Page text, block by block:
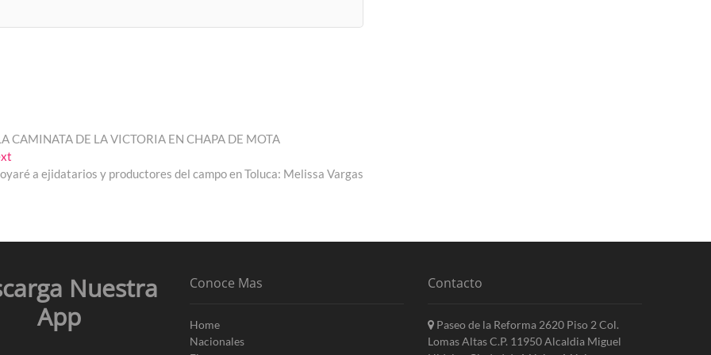
CAMINATA DE LA VICTORIA EN CHAPA DE MOTA
post:a ejidatarios y productores del campo en Toluca: Melissa Vargas
Nuestra
App
Conoce Mas
Home
Nacionales
Contacto
Paseo de la Reforma 2620 Piso 2 Col.
Lomas Altas C.P. 11950 Alcaldia Miguel